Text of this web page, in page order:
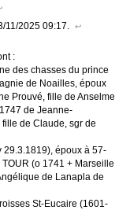
11/2025 09:17. ↩
:
des chasses du prince
de Noailles, époux
Prouvé, fille de Anselme
de Jeanne-
de Claude, sgr de
époux à 57-
(o 1741 + Marseille
de Lanapla de
St-Eucaire (1601-